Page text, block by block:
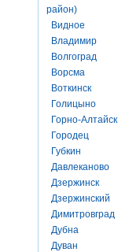
район)
Видное
Владимир
Волгоград
Ворсма
Воткинск
Голицыно
Горно-Алтайск
Городец
Губкин
Давлеканово
Дзержинск
Дзержинский
Димитровград
Дубна
Дуван